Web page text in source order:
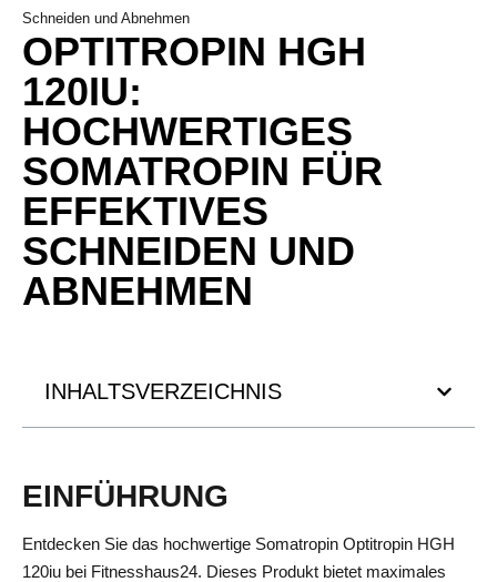
Schneiden und Abnehmen
OPTITROPIN HGH
120IU:
HOCHWERTIGES
SOMATROPIN FÜR
EFFEKTIVES
SCHNEIDEN UND
ABNEHMEN
INHALTSVERZEICHNIS
EINFÜHRUNG
Entdecken Sie das hochwertige Somatropin Optitropin HGH
120iu bei Fitnesshaus24. Dieses Produkt bietet maximales